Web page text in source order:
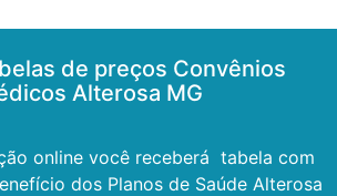
de preços Convênios
Alterosa MG
online você receberá tabela com
dos Planos de Saúde Alterosa